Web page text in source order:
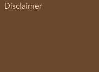
Disclaimer